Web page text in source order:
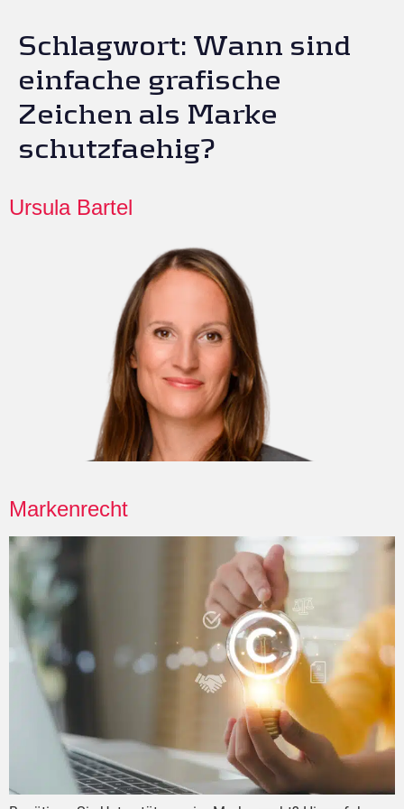
Schlagwort: Wann sind
einfache grafische
Zeichen als Marke
schutzfaehig?
Ursula Bartel
Markenrecht